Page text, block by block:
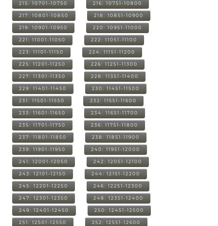
215: 10701-10750 216: 10751-10800
217: 10801-10850 218: 10851-10900
219: 10901-10950 220: 10951-11000
221: 11001-11050 222: 11051-11100
223: 11101-11150 224: 11151-11200
225: 11201-11250 226: 11251-11300
227: 11301-11350 228: 11351-11400
229: 11401-11450 230: 11451-11500
231: 11501-11550 232: 11551-11600
233: 11601-11650 234: 11651-11700
235: 11701-11750 236: 11751-11800
237: 11801-11850 238: 11851-11900
239: 11901-11950 240: 11951-12000
241: 12001-12050 242: 12051-12100
243: 12101-12150 244: 12151-12200
245: 12201-12250 246: 12251-12300
247: 12301-12350 248: 12351-12400
249: 12401-12450 250: 12451-12500
251: 12501-12550 252: 12551-12600